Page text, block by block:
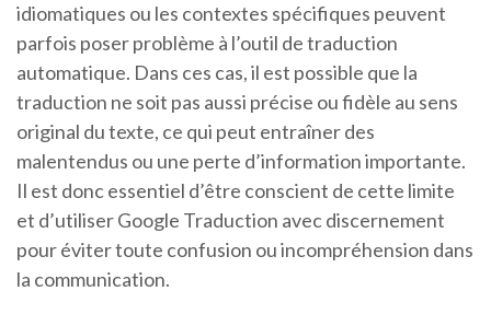
idiomatiques ou les contextes spécifiques peuvent
parfois poser problème à l’outil de traduction
automatique. Dans ces cas, il est possible que la
traduction ne soit pas aussi précise ou fidèle au sens
original du texte, ce qui peut entraîner des
malentendus ou une perte d’information importante.
Il est donc essentiel d’être conscient de cette limite
et d’utiliser Google Traduction avec discernement
pour éviter toute confusion ou incompréhension dans
la communication.